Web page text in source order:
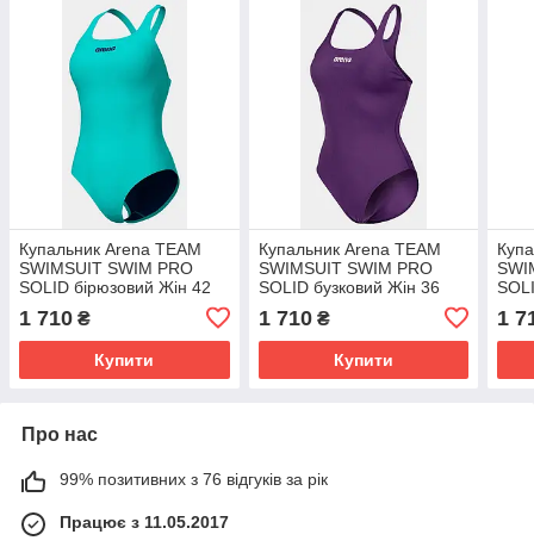
Купальник Arena TEAM
SWIMSUIT SWIM PRO
SOLID бірюзовий Жін 42
1 710 ₴
Купити
Купальник Arena TEAM
SWIMSUIT SWIM PRO
SOLID бузковий Жін 36
1 710₴
Купити
1
Про нас
99% позитивних з 76 відгуків за рік
Працює з 11.05.2017